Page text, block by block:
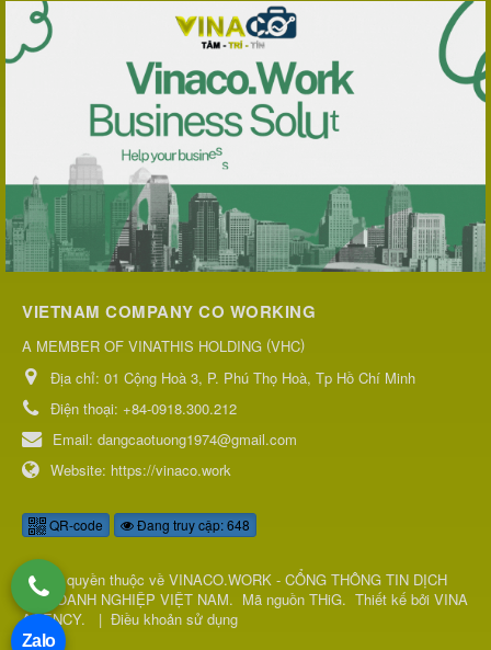
VIETNAM COMPANY CO WORKING
A MEMBER OF VINATHIS HOLDING (VHC)
Địa chỉ: 01 Cộng Hoà 3, P. Phú Thọ Hoà, Tp Hồ Chí Minh
Điện thoại: +84-0918.300.212
Email: dangcaotuong1974@gmail.com
Website: https://vinaco.work
QR-code Đang truy cập: 648
© Bản quyền thuộc về VINACO.WORK - CỔNG THÔNG TIN DỊCH
VỤ DOANH NGHIỆP VIỆT NAM. Mã nguồn THiG. Thiết kế bởi VINA
AGENCY. | Điều khoản sử dụng
Zalo